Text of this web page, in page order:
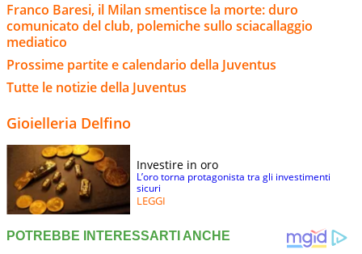
Franco Baresi, il Milan smentisce la morte: duro
comunicato del club, polemiche sullo sciacallaggio
mediatico
Prossime partite e calendario della Juventus
Tutte le notizie della Juventus
Gioielleria Delfino
Investire in oro
L’oro torna protagonista tra gli investimenti
sicuri
LEGGI